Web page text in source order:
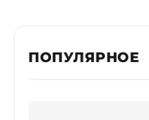
ПОПУЛЯРНОЕ